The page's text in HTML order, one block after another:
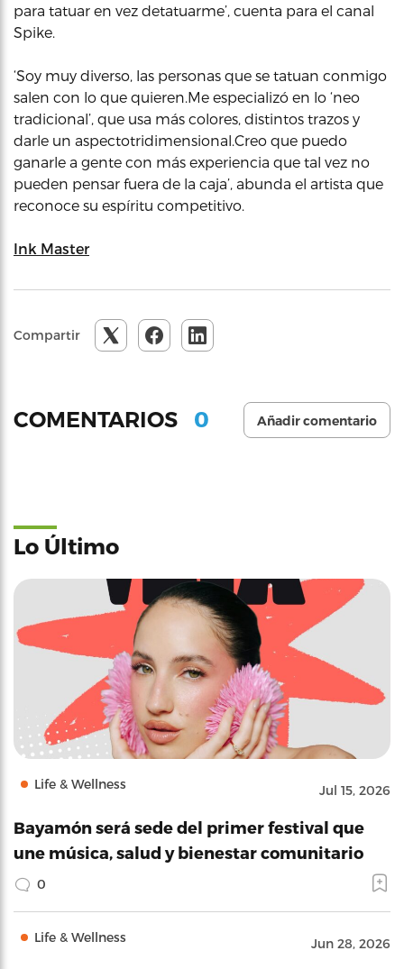
para tatuar en vez detatuarme’, cuenta para el canal
Spike.
‘Soy muy diverso, las personas que se tatuan conmigo
salen con lo que quieren.Me especializó en lo ‘neo
tradicional’, que usa más colores, distintos trazos y
darle un aspectotridimensional.Creo que puedo
ganarle a gente con más experiencia que tal vez no
pueden pensar fuera de la caja’, abunda el artista que
reconoce su espíritu competitivo.
Ink Master
Compartir
COMENTARIOS 0 Añadir comentario
Lo Último
Life & Wellness Jul 15, 2026
Bayamón será sede del primer festival que
une música, salud y bienestar comunitario
0
Life & Wellness Jun 28, 2026